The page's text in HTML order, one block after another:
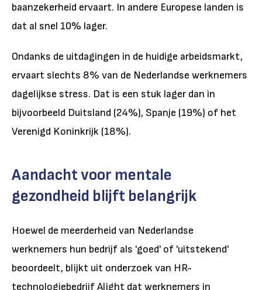
baanzekerheid ervaart. In andere Europese landen is
dat al snel 10% lager.
Ondanks de uitdagingen in de huidige arbeidsmarkt,
ervaart slechts 8% van de Nederlandse werknemers
dagelijkse stress. Dat is een stuk lager dan in
bijvoorbeeld Duitsland (24%), Spanje (19%) of het
Verenigd Koninkrijk (18%).
Aandacht voor mentale
gezondheid blijft belangrijk
Hoewel de meerderheid van Nederlandse
werknemers hun bedrijf als 'goed' of 'uitstekend'
beoordeelt, blijkt uit onderzoek van HR-
technologiebedrijf Alight dat werknemers in